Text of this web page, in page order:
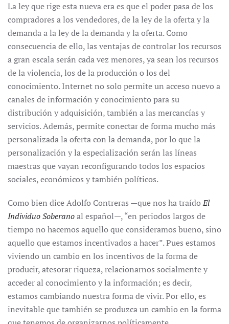
La ley que rige esta nueva era es que el poder pasa de los
compradores a los vendedores, de la ley de la oferta y la
demanda a la ley de la demanda y la oferta. Como
consecuencia de ello, las ventajas de controlar los recursos
a gran escala serán cada vez menores, ya sean los recursos
de la violencia, los de la producción o los del
conocimiento. Internet no solo permite un acceso nuevo a
canales de información y conocimiento para su
distribución y adquisición, también a las mercancías y
servicios. Además, permite conectar de forma mucho más
personalizada la oferta con la demanda, por lo que la
personalización y la especialización serán las líneas
maestras que vayan reconfigurando todos los espacios
sociales, económicos y también políticos.
Como bien dice Adolfo Contreras —que nos ha traídoEl
Individuo Soberanoal español—, “en periodos largos de
tiempo no hacemos aquello que consideramos bueno, sino
aquello que estamos incentivados a hacer”. Pues estamos
viviendo un cambio en los incentivos de la forma de
producir, atesorar riqueza, relacionarnos socialmente y
acceder al conocimiento y la información; es decir,
estamos cambiando nuestra forma de vivir. Por ello, es
inevitable que también se produzca un cambio en la forma